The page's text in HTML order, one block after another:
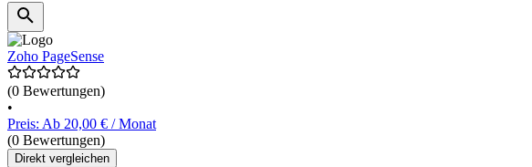
Zoho PageSense
(0 Bewertungen)
•
Preis: Ab 20,00 € / Monat
(0 Bewertungen)
Direkt vergleichen